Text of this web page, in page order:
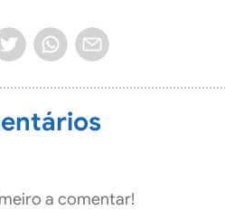
a comentar!